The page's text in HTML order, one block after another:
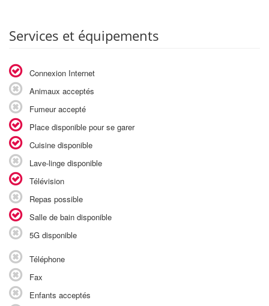
Services et équipements
Connexion Internet
Animaux acceptés
Fumeur accepté
Place disponible pour se garer
Cuisine disponible
Lave-linge disponible
Télévision
Repas possible
Salle de bain disponible
5G disponible
Téléphone
Fax
Enfants acceptés